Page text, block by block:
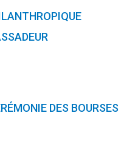
DES BOURSES